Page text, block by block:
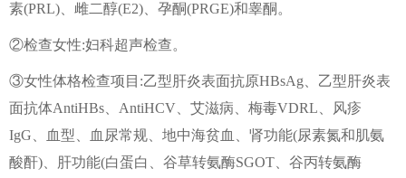
素(PRL)、雌二醇(E2)、孕酮(PRGE)和睾酮。
②检查女性:妇科超声检查。
③女性体格检查项目:乙型肝炎表面抗原HBsAg、乙型肝炎表
面抗体AntiHBs、AntiHCV、艾滋病、梅毒VDRL、风疹
IgG、血型、血尿常规、地中海贫血、肾功能(尿素氮和肌氨
酸酐)、肝功能(白蛋白、谷草转氨酶SGOT、谷丙转氨酶